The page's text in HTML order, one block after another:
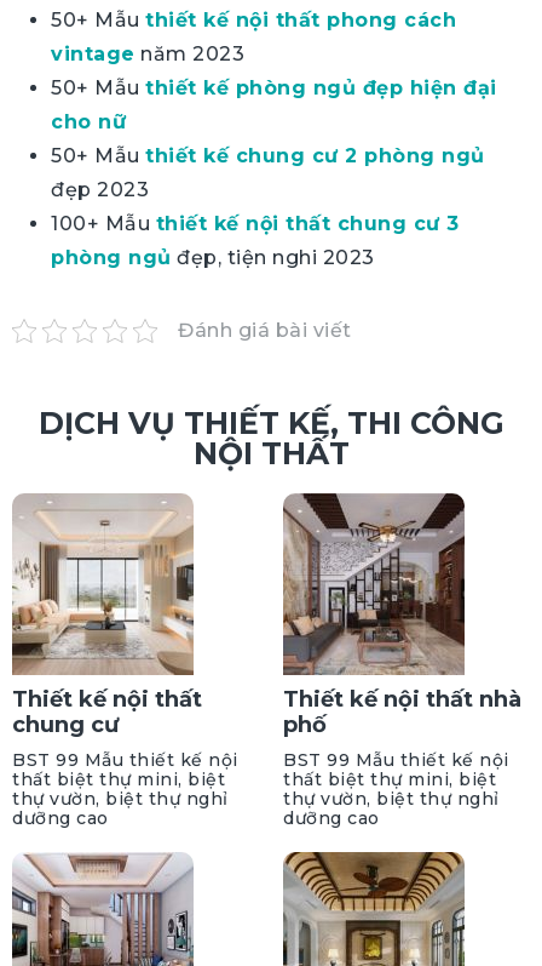
50+ Mẫu thiết kế nội thất phong cách
vintage năm 2023
50+ Mẫu thiết kế phòng ngủ đẹp hiện đại
cho nữ
50+ Mẫu thiết kế chung cư 2 phòng ngủ
đẹp 2023
100+ Mẫu thiết kế nội thất chung cư 3
phòng ngủ đẹp, tiện nghi 2023
Đánh giá bài viết
DỊCH VỤ THIẾT KẾ, THI CÔNG
NỘI THẤT
Thiết kế nội thất
chung cư
BST 99 Mẫu thiết kế nội
thất biệt thự mini, biệt
thự vườn, biệt thự nghỉ
dưỡng cao
Thiết kế nội thất nhà
phố
BST 99 Mẫu thiết kế nội
thất biệt thự mini, biệt
thự vườn, biệt thự nghỉ
dưỡng cao